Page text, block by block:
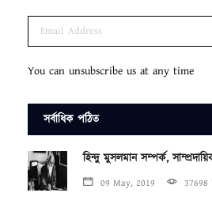
You can unsubscribe us at any time
সর্বাধিক পঠিত
হিন্দু মুসলমান সম্পর্ক,
09 May, 2019 37698